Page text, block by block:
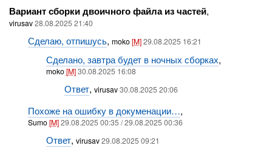
Вариант сборки двоичного файла из частей,
virusav28.08.2025 21:40
Сделаю, отпишусь, moko[M] 29.08.2025 16:21
Сделано, завтра будет в ночных сборках,
moko[M]30.08.2025 16:08
Ответ,virusav30.08.2025 20:06
Похоже на ошибку в докуменации…,
Sumo[M] 29.08.2025 00:35 / 29.08.2025 00:36
Ответ, virusav29.08.2025 09:21